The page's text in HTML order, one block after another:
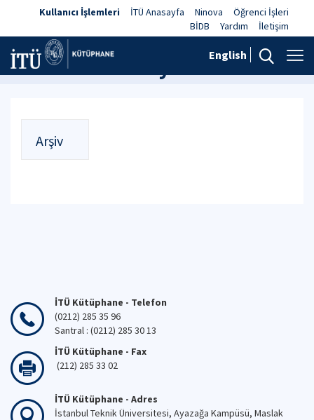
Kullanıcı İşlemleri İTÜ Anasayfa Ninova
Öğrenci İşleri
BİDB
Yardım İletişim
English
Haberler ve Duyurular
Arşiv
İTÜ Kütüphane - Telefon
(0212) 285 35 96
Santral : (0212) 285 30 13
İTÜ Kütüphane - Fax
(212) 285 33 02
İTÜ Kütüphane - Adres
İstanbul Teknik Üniversitesi, Ayazağa Kampüsü, Maslak